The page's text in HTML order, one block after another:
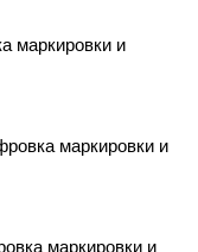
маркировки и
маркировки и
маркировки и